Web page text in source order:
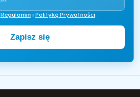
Regulamin i Politykę Prywatności.
Zapisz się